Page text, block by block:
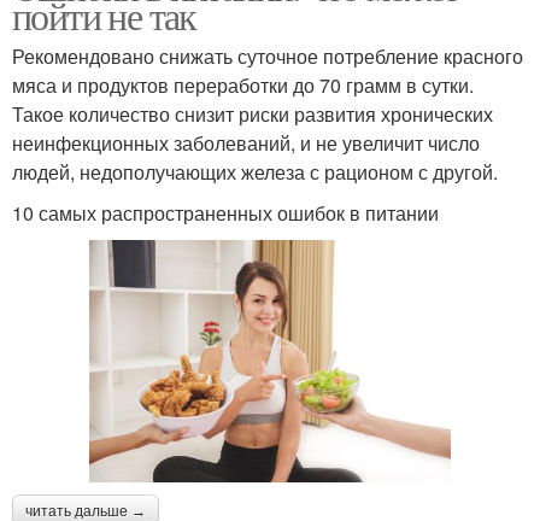
пойти не так
Рекомендовано снижать суточное потребление красного
мяса и продуктов переработки до 70 грамм в сутки.
Такое количество снизит риски развития хронических
неинфекционных заболеваний, и не увеличит число
людей, недополучающих железа с рационом с другой.
10 самых распространенных ошибок в питании
читать дальше →